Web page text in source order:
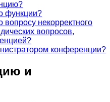
функции?
некорректного
вопросов,
конференции?
и